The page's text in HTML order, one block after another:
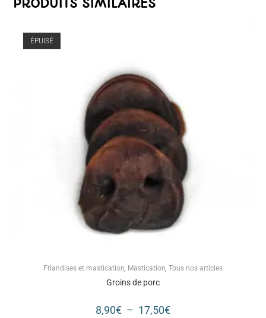
PRODUITS SIMILAIRES
ÉPUISÉ
Friandises et mastication Mastication Tous nos articles
Groins de porc
8,90€ – 17,50€